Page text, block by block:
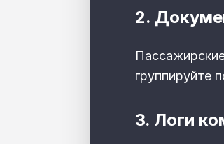
2.
группируйте
3. Логи